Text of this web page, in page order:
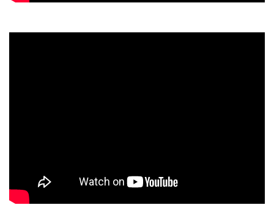
⑦啓発活動として、福祉人材確保フォーラム開催や調査研
究